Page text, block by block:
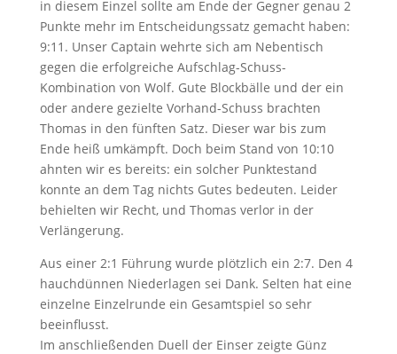
in diesem Einzel sollte am Ende der Gegner genau 2
Punkte mehr im Entscheidungssatz gemacht haben:
9:11. Unser Captain wehrte sich am Nebentisch
gegen die erfolgreiche Aufschlag-Schuss-
Kombination von Wolf. Gute Blockbälle und der ein
oder andere gezielte Vorhand-Schuss brachten
Thomas in den fünften Satz. Dieser war bis zum
Ende heiß umkämpft. Doch beim Stand von 10:10
ahnten wir es bereits: ein solcher Punktestand
konnte an dem Tag nichts Gutes bedeuten. Leider
behielten wir Recht, und Thomas verlor in der
Verlängerung.
Aus einer 2:1 Führung wurde plötzlich ein 2:7. Den 4
hauchdünnen Niederlagen sei Dank. Selten hat eine
einzelne Einzelrunde ein Gesamtspiel so sehr
beeinflusst.
Im anschließenden Duell der Einser zeigte Günz